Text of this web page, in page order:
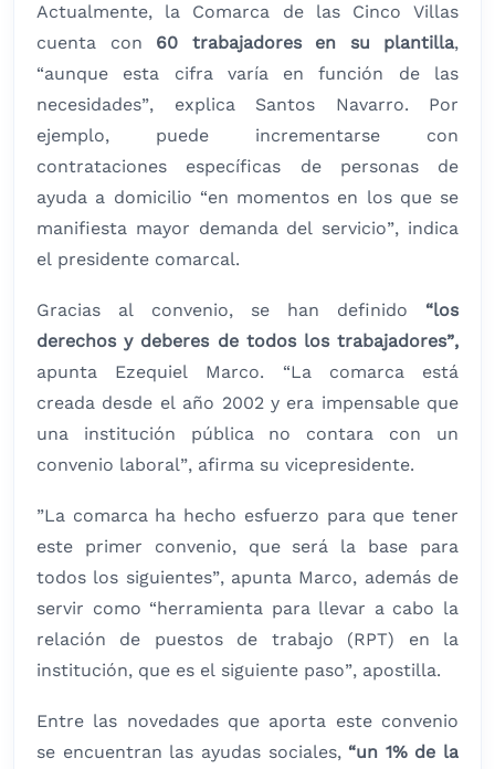
Actualmente, la Comarca de las Cinco Villas
cuenta con 60 trabajadores en su plantilla,
“aunque esta cifra varía en función de las
necesidades”, explica Santos Navarro. Por
ejemplo, puede incrementarse con
contrataciones específicas de personas de
ayuda a domicilio “en momentos en los que se
manifiesta mayor demanda del servicio”, indica
el presidente comarcal.
Gracias al convenio, se han definido “los
derechos y deberes de todos los trabajadores”,
apunta Ezequiel Marco. “La comarca está
creada desde el año 2002 y era impensable que
una institución pública no contara con un
convenio laboral”, afirma su vicepresidente.
”La comarca ha hecho esfuerzo para que tener
este primer convenio, que será la base para
todos los siguientes”, apunta Marco, además de
servir como “herramienta para llevar a cabo la
relación de puestos de trabajo (RPT) en la
institución, que es el siguiente paso”, apostilla.
Entre las novedades que aporta este convenio
se encuentran las ayudas sociales, “un 1% de la